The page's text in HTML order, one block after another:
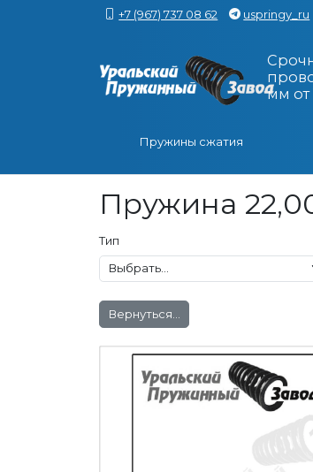
+7 (967) 737 08 62 uspringy_ru
мм от
Пружины сжатия
Пружина
Тип
Вернуться...